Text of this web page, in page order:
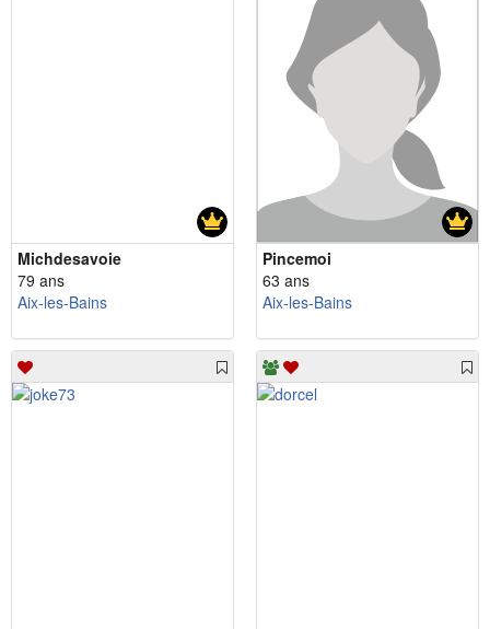
Michdesavoie
79 ans
Aix-les-Bains
Pincemoi
63 ans
Aix-les-Bains